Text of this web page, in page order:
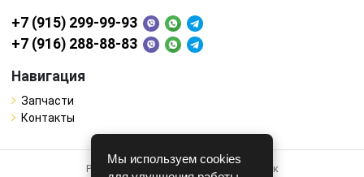
+7 (915) 299-99-93
+7 (916) 288-88-83
Навигация
Запчасти
Контакты
Работает на системе для авторазборок
Мы используем cookies